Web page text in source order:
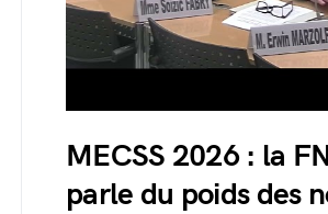
MECSS 2026 : la
parle du poids des